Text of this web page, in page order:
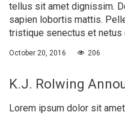
tellus sit amet dignissim.
sapien lobortis mattis.
tristique senectus et netus
October 20, 2016 206
K.J. Rolwing
Lorem ipsum dolor sit